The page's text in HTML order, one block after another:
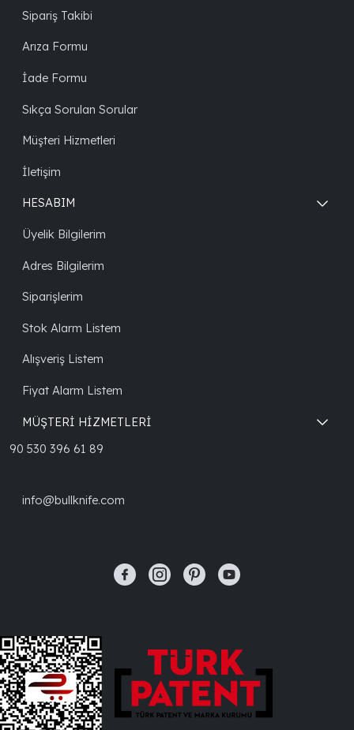
Sipariş Takibi
Arıza Formu
İade Formu
Sıkça Sorulan Sorular
Müşteri Hizmetleri
İletişim
HESABIM
Üyelik Bilgilerim
Adres Bilgilerim
Siparişlerim
Stok Alarm Listem
Alışveriş Listem
Fiyat Alarm Listem
MÜŞTERİ HİZMETLERİ
90 530 396 61 89
info@bullknife.com